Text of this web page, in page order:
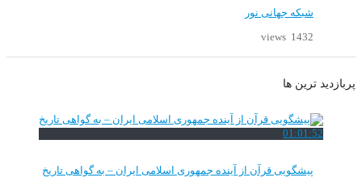
شبکه جهانی نور
1432 views
پربازدید ترین ها
01:01:52
پیشگویی قرآن از آینده جمهوری اسلامی ایران – به گواهی تاریخ